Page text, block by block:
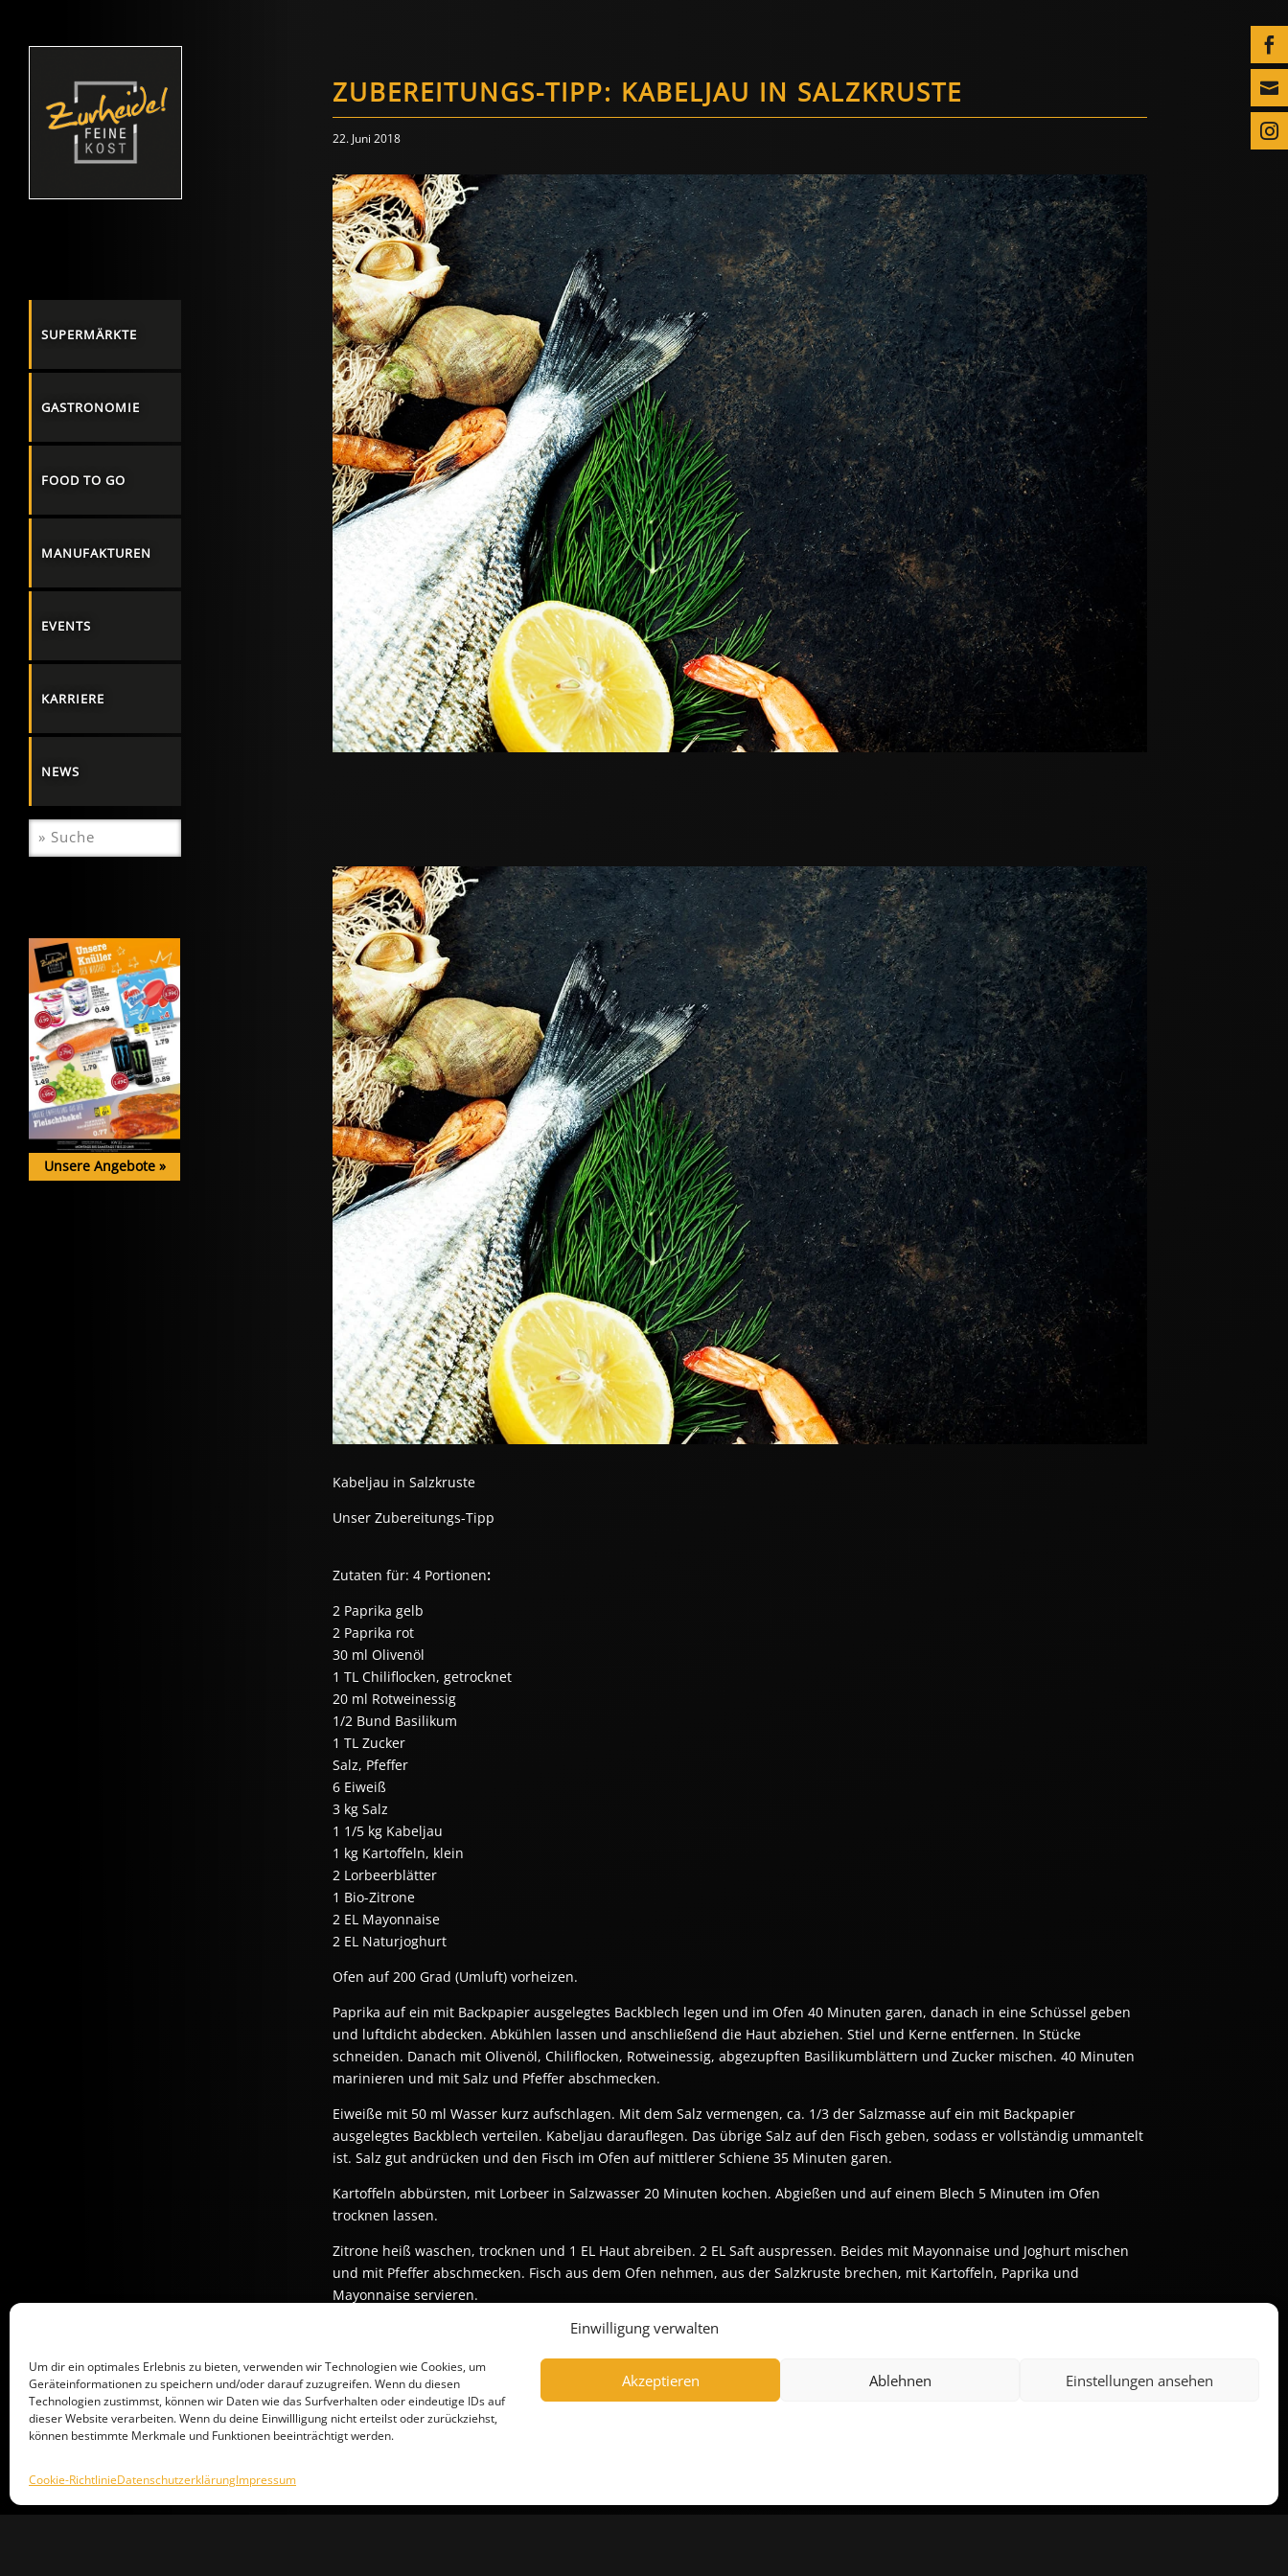
Einwilligung verwalten
Um dir ein optimales Erlebnis zu bieten, verwenden wir Technologien wie Cookies, um
Geräteinformationen zu speichern und/oder darauf zuzugreifen. Wenn du diesen
Technologien zustimmst, können wir Daten wie das Surfverhalten oder eindeutige IDs auf
dieser Website verarbeiten. Wenn du deine Einwillligung nicht erteilst oder zurückziehst,
können bestimmte Merkmale und Funktionen beeinträchtigt werden.
Akzeptieren Ablehnen Einstellungen ansehen
Cookie-RichtlinieDatenschutzerklärungImpressum



SUPERMÄRKTE
GASTRONOMIE
FOOD TO GO
MANUFAKTUREN
EVENTS
KARRIERE
NEWS
Unsere Angebote »
ZUBEREITUNGS-TIPP: KABELJAU IN SALZKRUSTE
22. Juni 2018
Kabeljau in Salzkruste
Unser Zubereitungs-Tipp
Zutaten für: 4 Portionen:
2 Paprika gelb
2 Paprika rot
30 ml Olivenöl
1 TL Chiliflocken, getrocknet
20 ml Rotweinessig
1/2 Bund Basilikum
1 TL Zucker
Salz, Pfeffer
6 Eiweiß
3 kg Salz
1 1/5 kg Kabeljau
1 kg Kartoffeln, klein
2 Lorbeerblätter
1 Bio-Zitrone
2 EL Mayonnaise
2 EL Naturjoghurt
Ofen auf 200 Grad (Umluft) vorheizen.
Paprika auf ein mit Backpapier ausgelegtes Backblech legen und im Ofen 40 Minuten garen, danach in eine Schüssel geben
und luftdicht abdecken. Abkühlen lassen und anschließend die Haut abziehen. Stiel und Kerne entfernen. In Stücke
schneiden. Danach mit Olivenöl, Chiliflocken, Rotweinessig, abgezupften Basilikumblättern und Zucker mischen. 40 Minuten
marinieren und mit Salz und Pfeffer abschmecken.
Eiweiße mit 50 ml Wasser kurz aufschlagen. Mit dem Salz vermengen, ca. 1/3 der Salzmasse auf ein mit Backpapier
ausgelegtes Backblech verteilen. Kabeljau darauflegen. Das übrige Salz auf den Fisch geben, sodass er vollständig ummantelt
ist. Salz gut andrücken und den Fisch im Ofen auf mittlerer Schiene 35 Minuten garen.
Kartoffeln abbürsten, mit Lorbeer in Salzwasser 20 Minuten kochen. Abgießen und auf einem Blech 5 Minuten im Ofen
trocknen lassen.
Zitrone heiß waschen, trocknen und 1 EL Haut abreiben. 2 EL Saft auspressen. Beides mit Mayonnaise und Joghurt mischen
und mit Pfeffer abschmecken. Fisch aus dem Ofen nehmen, aus der Salzkruste brechen, mit Kartoffeln, Paprika und
Mayonnaise servieren.